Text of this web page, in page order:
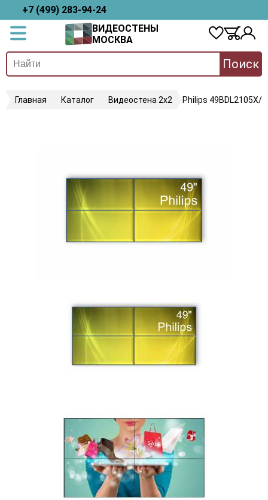
+7 (499) 283-94-24
ВИДЕОСТЕНЫ
МОСКВА
Поиск
Главная Каталог Видеостена 2x2 Philips 49BDL2105X/